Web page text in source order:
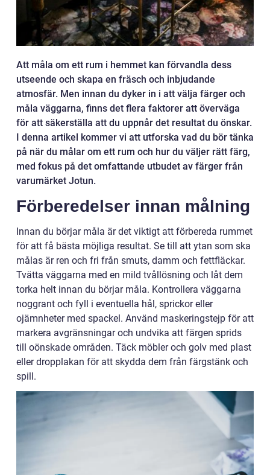
Att måla om ett rum i hemmet kan förvandla dess
utseende och skapa en fräsch och inbjudande
atmosfär. Men innan du dyker in i att välja färger och
måla väggarna, finns det flera faktorer att överväga
för att säkerställa att du uppnår det resultat du önskar.
I denna artikel kommer vi att utforska vad du bör tänka
på när du målar om ett rum och hur du väljer rätt färg,
med fokus på det omfattande utbudet av färger från
varumärket Jotun.
Förberedelser innan målning
Innan du börjar måla är det viktigt att förbereda rummet
för att få bästa möjliga resultat. Se till att ytan som ska
målas är ren och fri från smuts, damm och fettfläckar.
Tvätta väggarna med en mild tvållösning och låt dem
torka helt innan du börjar måla. Kontrollera väggarna
noggrant och fyll i eventuella hål, sprickor eller
ojämnheter med spackel. Använd maskeringstejp för att
markera avgränsningar och undvika att färgen sprids
till oönskade områden. Täck möbler och golv med plast
eller dropplakan för att skydda dem från färgstänk och
spill.